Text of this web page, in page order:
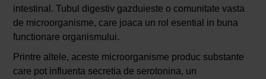
intestinal. Tubul digestiv gazduieste o comunitate vasta
de microorganisme, care joaca un rol esential in buna
functionare organismului.
Printre altele, aceste microorganisme produc substante
care pot influenta secretia de serotonina, un